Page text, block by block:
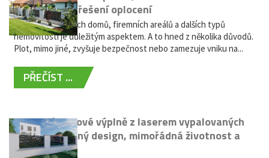
bezúdržbové řešení oplocení
Oplocení rodinných domů, firemních areálů a dalších typů
nemovitostí je důležitým aspektem. A to hned z několika důvodů.
Plot, mimo jiné, zvyšuje bezpečnost nebo zamezuje vniku na...
PŘEČÍST ...
Moderní plotové výplně z laserem vypalovaných
kovů: výjimečný design, mimořádná životnost a
žádná údržba